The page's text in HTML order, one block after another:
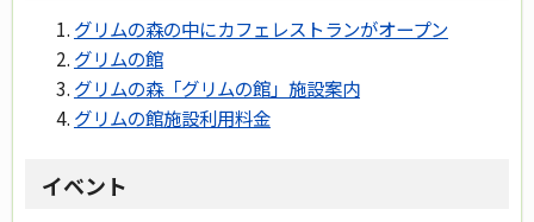
グリムの森の中にカフェレストランがオープン
グリムの館
グリムの森「グリムの館」施設案内
グリムの館施設利用料金
イベント